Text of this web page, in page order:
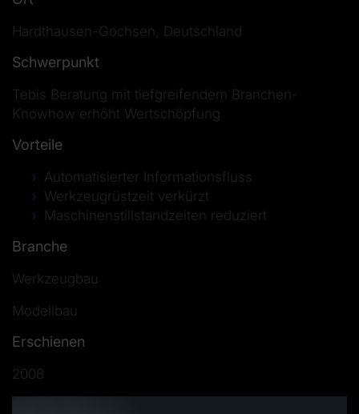
Hardthausen-Gochsen, Deutschland
Schwerpunkt
Tebis Beratung mit tiefgreifendem Branchen-
Knowhow erhöht Wertschöpfung
Vorteile
Automatisierter Informationsfluss
Werkzeugrüstzeit verkürzt
Maschinenstillstandzeiten reduziert
Branche
Werkzeugbau
Modellbau
Erschienen
2008